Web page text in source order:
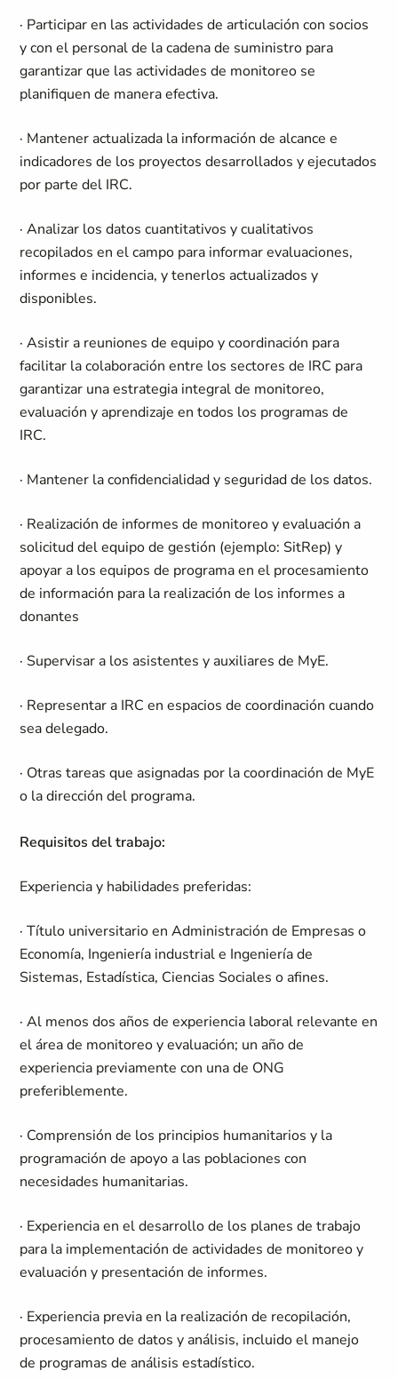
· Participar en las actividades de articulación con socios
y con el personal de la cadena de suministro para
garantizar que las actividades de monitoreo se
planifiquen de manera efectiva.
· Mantener actualizada la información de alcance e
indicadores de los proyectos desarrollados y ejecutados
por parte del IRC.
· Analizar los datos cuantitativos y cualitativos
recopilados en el campo para informar evaluaciones,
informes e incidencia, y tenerlos actualizados y
disponibles.
· Asistir a reuniones de equipo y coordinación para
facilitar la colaboración entre los sectores de IRC para
garantizar una estrategia integral de monitoreo,
evaluación y aprendizaje en todos los programas de
IRC.
· Mantener la confidencialidad y seguridad de los datos.
· Realización de informes de monitoreo y evaluación a
solicitud del equipo de gestión (ejemplo: SitRep) y
apoyar a los equipos de programa en el procesamiento
de información para la realización de los informes a
donantes
· Supervisar a los asistentes y auxiliares de MyE.
· Representar a IRC en espacios de coordinación cuando
sea delegado.
· Otras tareas que asignadas por la coordinación de MyE
o la dirección del programa.
Requisitos del trabajo:
Experiencia y habilidades preferidas:
· Título universitario en Administración de Empresas o
Economía, Ingeniería industrial e Ingeniería de
Sistemas, Estadística, Ciencias Sociales o afines.
· Al menos dos años de experiencia laboral relevante en
el área de monitoreo y evaluación; un año de
experiencia previamente con una de ONG
preferiblemente.
· Comprensión de los principios humanitarios y la
programación de apoyo a las poblaciones con
necesidades humanitarias.
· Experiencia en el desarrollo de los planes de trabajo
para la implementación de actividades de monitoreo y
evaluación y presentación de informes.
· Experiencia previa en la realización de recopilación,
procesamiento de datos y análisis, incluido el manejo
de programas de análisis estadístico.